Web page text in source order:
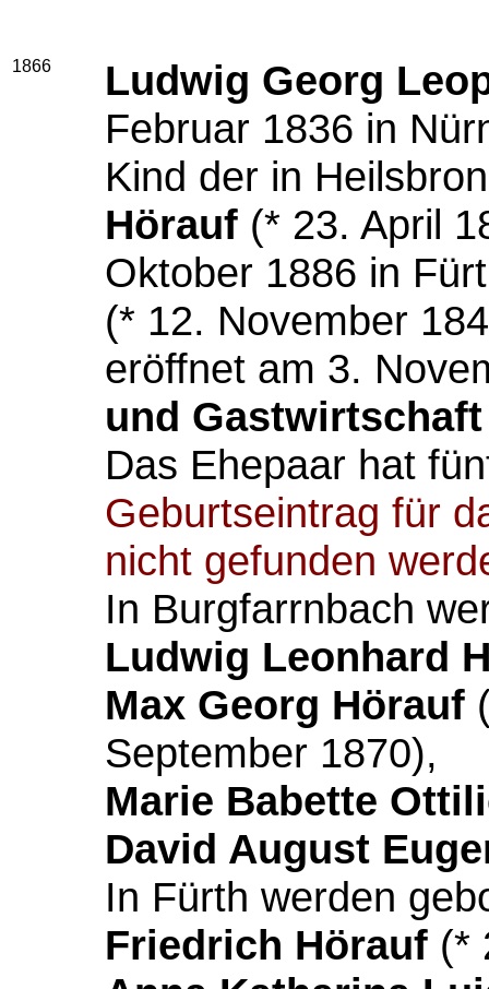
1866
Ludwig Georg
Februar 1836 in
Kind der in
Hörauf (* 23. April
Oktober 1886 in
(* 12. November
eröffnet am 3.
und
Das Ehepaar hat
Geburtseintrag für
nicht gefunden
In Burgfarrnbach
Ludwig Leonhard
Max Georg Hörauf
September 1870),
Marie Babette
David August
In Fürth werden
Friedrich Hörauf (*